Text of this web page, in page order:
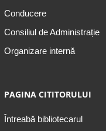
Conducere
Consiliul de Administrație
Organizare internă
PAGINA CITITORULUI
Întreabă bibliotecarul